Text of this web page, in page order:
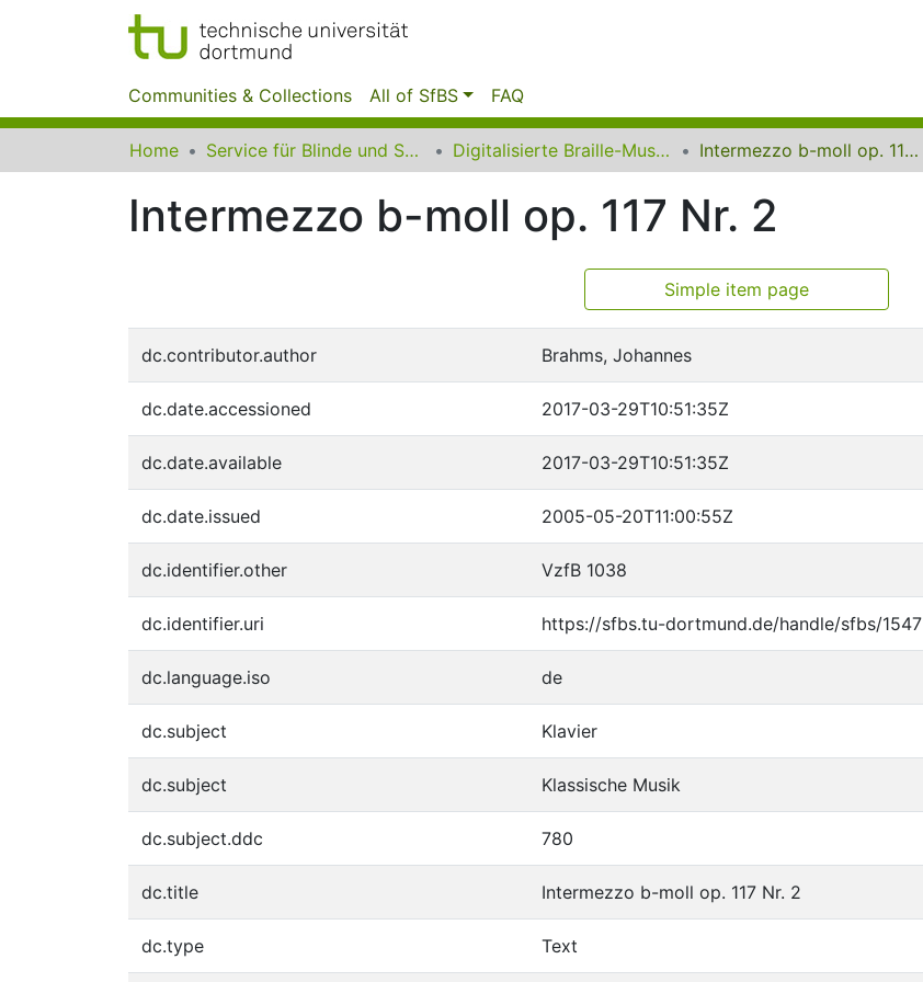
Communities & Collections All of SfBS FAQ
Home Service für Blinde und Sehbehinderte der UB Dortmund Digitalisierte Braille-Musik-Matrizen des VzfB Intermezzo b-moll op. 117 Nr. 2
Intermezzo b-moll op. 117 Nr. 2
Simple item page
dc.contributor.author Brahms, Johannes
dc.date.accessioned 2017-03-29T10:51:35Z
dc.date.available 2017-03-29T10:51:35Z
dc.date.issued 2005-05-20T11:00:55Z
dc.identifier.other VzfB 1038
dc.identifier.uri https://sfbs.tu-dortmund.de/handle/sfbs/1547
dc.language.iso de
dc.subject Klavier
dc.subject Klassische Musik
dc.subject.ddc 780
dc.title Intermezzo b-moll op. 117 Nr. 2
dc.type Text